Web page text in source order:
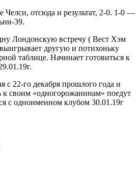
Челси, отсюда и результат, 2-0. 1-0 —
39.
Лондонскую встречу ( Вест Хэм
другую и потихоньку
таблице. Начинает готовиться к
с 22-го декабря прошлого года и
к своим «одногорожанинам» поедут
с одноименном клубом 30.01.19г